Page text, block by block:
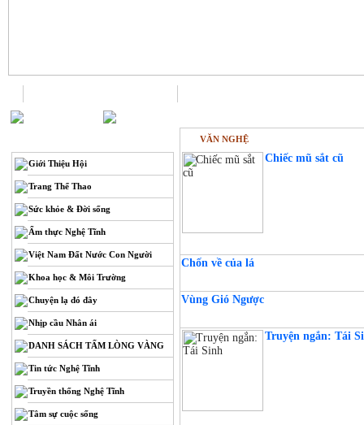
Giới Thiệu Hội
Trang Thể Thao
Sức khỏe & Đời sống
Ẩm thực Nghệ Tĩnh
Việt Nam Đất Nước Con Người
Khoa học & Môi Trường
Chuyện lạ đó đây
Nhịp cầu Nhân ái
DANH SÁCH TẤM LÒNG VÀNG
Tin tức Nghệ Tĩnh
Truyền thống Nghệ Tĩnh
Tâm sự cuộc sống
VĂN NGHỆ
Chiếc mũ sắt cũ
Chốn về của lá
Vùng Gió Ngược
Truyện ngắn: Tái